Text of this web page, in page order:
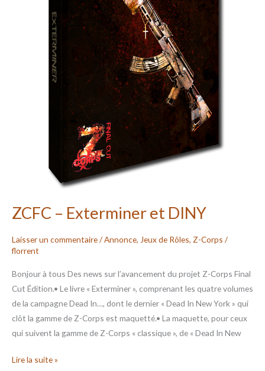
ZCFC – Exterminer et DINY
Laisser un commentaire/Annonce, Jeux de Rôles, Z-Corps /
florrent
Bonjour à tous Des news sur l’avancement du projet Z-Corps Final
Cut Édition.• Le livre « Exterminer », comprenant les quatre volumes
de la campagne Dead In…, dont le dernier « Dead In New York » qui
clôt la gamme de Z-Corps est maquetté.• La maquette, pour ceux
qui suivent la gamme de Z-Corps « classique », de « Dead In New
Lire la suite »